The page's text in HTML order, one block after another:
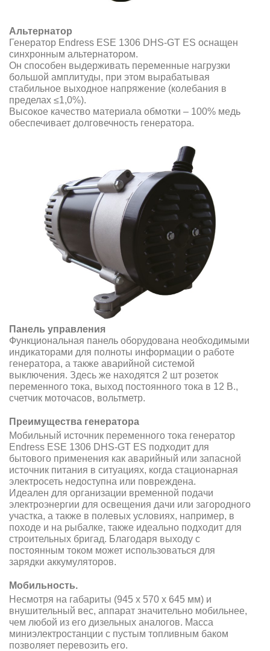
Альтернатор
Генератор Endress ESE 1306 DHS-GT ES оснащен
синхронным альтернатором.
Он способен выдерживать переменные нагрузки
большой амплитуды, при этом вырабатывая
стабильное выходное напряжение (колебания в
пределах ≤1,0%).
Высокое качество материала обмотки – 100% медь
обеспечивает долговечность генератора.
Панель управления
Функциональная панель оборудована необходимыми
индикаторами для полноты информации о работе
генератора, а также аварийной системой
выключения. Здесь же находятся 2 шт розеток
переменного тока, выход постоянного тока в 12 В.,
cчетчик моточасов, вольтметр.
Преимущества генератора
Мобильный источник переменного тока генератор
Endress ESE 1306 DHS-GT ES подходит для
бытового применения как аварийный или запасной
источник питания в ситуациях, когда стационарная
электросеть недоступна или повреждена.
Идеален для организации временной подачи
электроэнергии для освещения дачи или загородного
участка, а также в полевых условиях, например, в
походе и на рыбалке, также идеально подходит для
строительных бригад. Благодаря выходу с
постоянным током может использоваться для
зарядки аккумуляторов.
Мобильность.
Несмотря на габариты (945 x 570 x 645 мм) и
внушительный вес, аппарат значительно мобильнее,
чем любой из его дизельных аналогов. Масса
миниэлектростанции с пустым топливным баком
позволяет перевозить его.